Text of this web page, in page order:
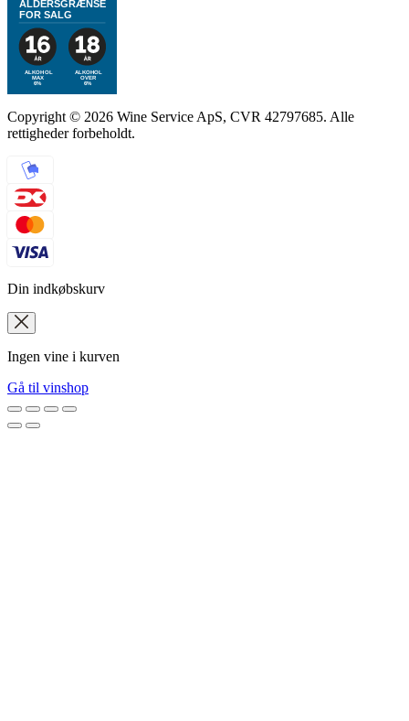
ALKOHOL
MAX
6%
ALKOHOL
OVER
6%
ALDERSGRÆNSE
FOR SALG
Copyright © 2026 Wine Service ApS, CVR 42797685. Alle
rettigheder forbeholdt.
Din indkøbskurv
Ingen vine i kurven
Gå til vinshop